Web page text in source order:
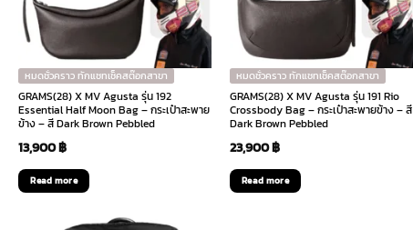
หมดชั่วคราว ทักแชทเช็คสต๊อกสาขา
GRAMS(28) X MV Agusta รุ่น 192
Essential Half Moon Bag – กระเป๋าสะพาย
ข้าง – สี Dark Brown Pebbled
13,900฿
Read more
หมดชั่วคราว ทักแชทเช็คสต๊อกสาขา
GRAMS(28) X MV Agusta รุ่น 191 Rio
Crossbody Bag – กระเป๋าสะพายข้าง – สี
Dark Brown Pebbled
23,900฿
Read more